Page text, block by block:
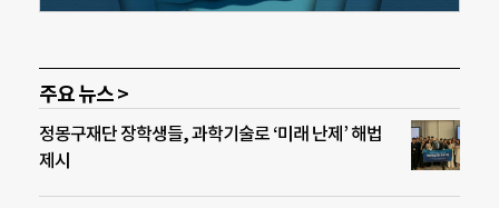
주요 뉴스 >
정몽구재단 장학생들, 과학기술로 ‘미래 난제’ 해법
제시